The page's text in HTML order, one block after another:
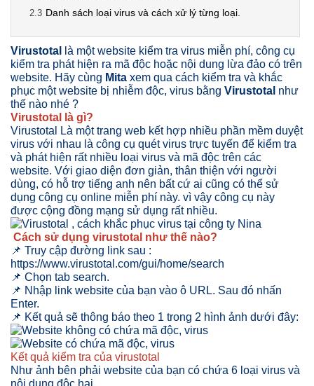
Danh sách loại virus và cách xử lý từng loại.
Virustotal
là một website kiểm tra virus miễn phí, công cụ
kiểm tra phát hiện ra mã độc hoặc nội dung lừa đảo có trên
website. Hãy cùng Mita xem qua cách kiểm tra và khắc
phục một website bị nhiễm độc, virus bằng Virustotal như
thế nào nhé ?
Virustotal là gì?
Virustotal Là một trang web kết hợp nhiều phần mềm duyệt
virus với nhau là công cụ quét virus trực tuyến để kiểm tra
và phát hiện rất nhiều loại virus và mã độc trên các
website. Với giao diện đơn giản, thân thiện với người
dùng, có hỗ trợ tiếng anh nên bất cứ ai cũng có thể sử
dụng công cụ online miễn phí này. vì vậy công cụ này
được cộng đồng mạng sử dụng rất nhiều.
Cách sử dụng virustotal như thế nào?
📌 Truy cập đường link sau :
https://www.virustotal.com/gui/home/search
📌 Chọn tab search.
📌 Nhập link website của bạn vào ô URL. Sau đó nhấn
Enter.
📌 Kết quả sẽ thông báo theo 1 trong 2 hình ảnh dưới đây:
Kết quả kiểm tra của virustotal
Như ảnh bên phải website của bạn có chứa 6 loại virus và
nội dung độc hại.